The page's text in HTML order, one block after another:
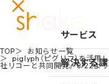
サービス
サービス
解決する
TOP
お知らせ一覧
piglyph（ピグリフ）を活用
社リコーと共同開発。8/22よ